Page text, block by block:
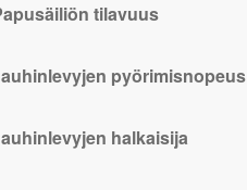
tilavuus
pyörimisnopeus
halkaisija